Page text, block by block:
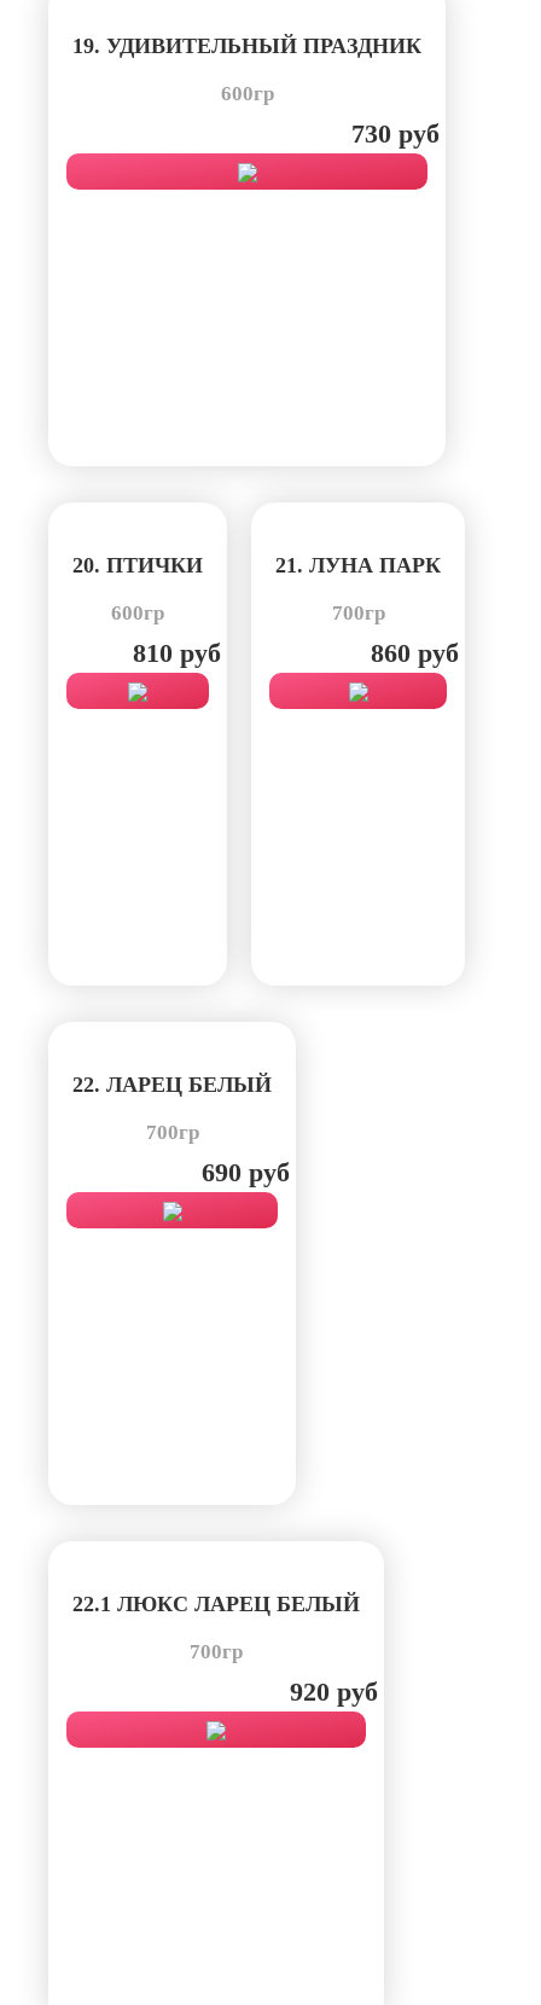
19. УДИВИТЕЛЬНЫЙ ПРАЗДНИК
600гр
730 руб
20. ПТИЧКИ
600гр
810 руб
21. ЛУНА ПАРК
700гр
860 руб
22. ЛАРЕЦ БЕЛЫЙ
700гр
690 руб
22.1 ЛЮКС ЛАРЕЦ БЕЛЫЙ
700гр
920 руб